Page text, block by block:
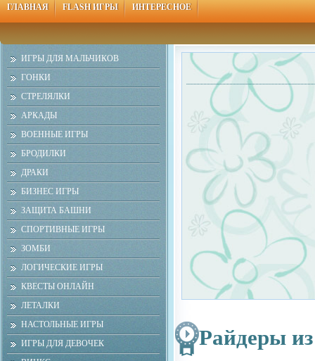
ГЛАВНАЯ FLASH ИГРЫ ИНТЕРЕСНОЕ
ИГРЫ ДЛЯ МАЛЬЧИКОВ
ГОНКИ
СТРЕЛЯЛКИ
АРКАДЫ
ВОЕННЫЕ ИГРЫ
БРОДИЛКИ
ДРАКИ
БИЗНЕС ИГРЫ
ЗАЩИТА БАШНИ
СПОРТИВНЫЕ ИГРЫ
ЗОМБИ
ЛОГИЧЕСКИЕ ИГРЫ
КВЕСТЫ ОНЛАЙН
ЛЕТАЛКИ
НАСТОЛЬНЫЕ ИГРЫ
ИГРЫ ДЛЯ ДЕВОЧЕК
Райдеры